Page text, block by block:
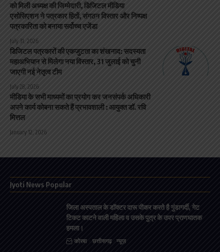
को मिली अध्यक्ष की जिम्मेदारी, डिजिटल मीडिया
एसोसिएशन ने पत्रकार हितों, संगठन विस्तार और निष्पक्ष
पत्रकारिता को बनाया सर्वोच्च एजेंडा
July 31, 2026
डिजिटल पत्रकारों की एकजुटता का शंखनाद: सदस्यता
महाअभियान से मिलेगा नया विस्तार, 31 जुलाई को चुनी
जाएगी नई नेतृत्व टीम
July 28, 2026
मीडिया के सभी माध्यमों का प्रयोग कर जनसंपर्क अधिकारी
अपने कार्य कोबना सकते हैं प्रभावशाली : आयुक्त डॉ. रवि
मित्तल
January 12, 2026
Jyoti News Popular
जिला अस्पताल के डॉक्टर दारू पीकर करते है गुंडागर्दी, गेट
टिकट काटने वाली महिला व उसके पुत्र के उपर प्राणघातक
हमला।
कोरबा छत्तीसगढ़ न्यूज़